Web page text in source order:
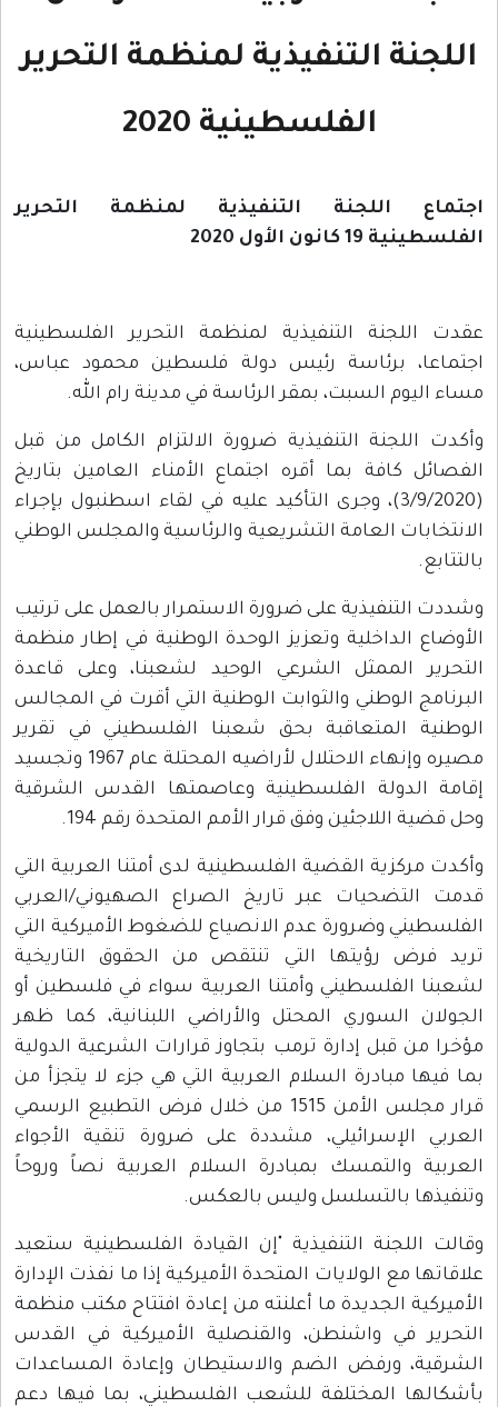
اللجنة التنفيذية لمنظمة التحرير
الفلسطينية 2020
اجتماع اللجنة التنفيذية لمنظمة التحرير
الفلسطينية 19 كانون الأول 2020
عقدت اللجنة التنفيذية لمنظمة التحرير الفلسطينية
اجتماعا، برئاسة رئيس دولة فلسطين محمود عباس،
مساء اليوم السبت، بمقر الرئاسة في مدينة رام الله.
وأكدت اللجنة التنفيذية ضرورة الالتزام الكامل من قبل
الفصائل كافة بما أقره اجتماع الأمناء العامين بتاريخ
(3/9/2020)، وجرى التأكيد عليه في لقاء اسطنبول بإجراء
الانتخابات العامة التشريعية والرئاسية والمجلس الوطني
بالتتابع.
وشددت التنفيذية على ضرورة الاستمرار بالعمل على ترتيب
الأوضاع الداخلية وتعزيز الوحدة الوطنية في إطار منظمة
التحرير الممثل الشرعي الوحيد لشعبنا، وعلى قاعدة
البرنامج الوطني والثوابت الوطنية التي أقرت في المجالس
الوطنية المتعاقبة بحق شعبنا الفلسطيني في تقرير
مصيره وإنهاء الاحتلال لأراضيه المحتلة عام 1967 وتجسيد
إقامة الدولة الفلسطينية وعاصمتها القدس الشرقية
وحل قضية اللاجئين وفق قرار الأمم المتحدة رقم 194.
وأكدت مركزية القضية الفلسطينية لدى أمتنا العربية التي
قدمت التضحيات عبر تاريخ الصراع الصهيوني/العربي
الفلسطيني وضرورة عدم الانصياع للضغوط الأميركية التي
تريد فرض رؤيتها التي تنتقص من الحقوق التاريخية
لشعبنا الفلسطيني وأمتنا العربية سواء في فلسطين أو
الجولان السوري المحتل والأراضي اللبنانية، كما ظهر
مؤخرا من قبل إدارة ترمب بتجاوز قرارات الشرعية الدولية
بما فيها مبادرة السلام العربية التي هي جزء لا يتجزأ من
قرار مجلس الأمن 1515 من خلال فرض التطبيع الرسمي
العربي الإسرائيلي، مشددة على ضرورة تنقية الأجواء
العربية والتمسك بمبادرة السلام العربية نصاً وروحاً
وتنفيذها بالتسلسل وليس بالعكس.
وقالت اللجنة التنفيذية "إن القيادة الفلسطينية ستعيد
علاقاتها مع الولايات المتحدة الأميركية إذا ما نفذت الإدارة
الأميركية الجديدة ما أعلنته من إعادة افتتاح مكتب منظمة
التحرير في واشنطن، والقنصلية الأميركية في القدس
الشرقية، ورفض الضم والاستيطان وإعادة المساعدات
بأشكالها المختلفة للشعب الفلسطيني، بما فيها دعم